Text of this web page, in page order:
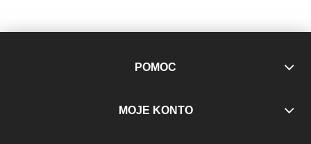
POMOC
MOJE KONTO